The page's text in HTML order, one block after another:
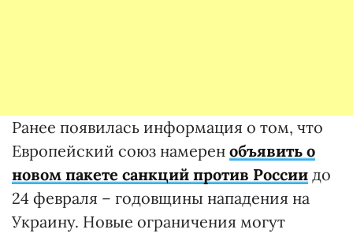
Ранее появилась информация о том, что
Европейский союз намерен объявить о
новом пакете санкций против России до
24 февраля – годовщины нападения на
Украину. Новые ограничения могут